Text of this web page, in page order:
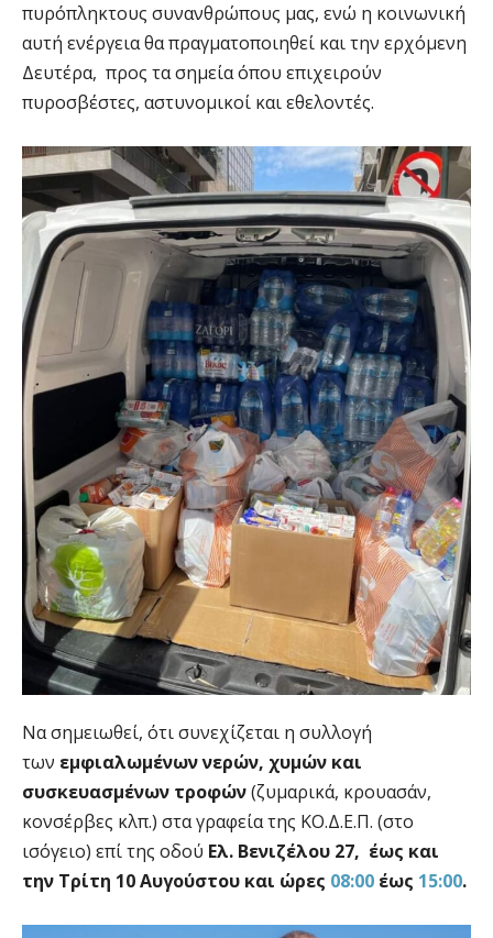
πυρόπληκτους συνανθρώπους μας, ενώ η κοινωνική
αυτή ενέργεια θα πραγματοποιηθεί και την ερχόμενη
Δευτέρα, προς τα σημεία όπου επιχειρούν
πυροσβέστες, αστυνομικοί και εθελοντές.
Να σημειωθεί, ότι συνεχίζεται η συλλογή
των εμφιαλωμένων νερών, χυμών και
συσκευασμένων τροφών(ζυμαρικά, κρουασάν,
κονσέρβες κλπ.) στα γραφεία της ΚΟ.Δ.Ε.Π. (στο
ισόγειο) επί της οδού Ελ. Βενιζέλου 27, έως και
την Τρίτη 10 Αυγούστου και ώρες 08:00 έως 15:00.